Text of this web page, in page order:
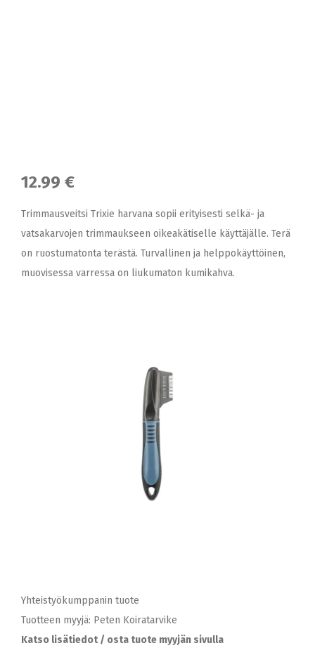
12.99 €
Trimmausveitsi Trixie harvana sopii erityisesti selkä- ja
vatsakarvojen trimmaukseen oikeakätiselle käyttäjälle. Terä
on ruostumatonta terästä. Turvallinen ja helppokäyttöinen,
muovisessa varressa on liukumaton kumikahva.
Yhteistyökumppanin tuote
Tuotteen myyjä: Peten Koiratarvike
Katso lisätiedot / osta tuote myyjän sivulla